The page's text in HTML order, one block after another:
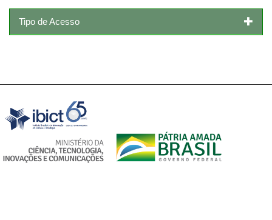
Tipo de Acesso